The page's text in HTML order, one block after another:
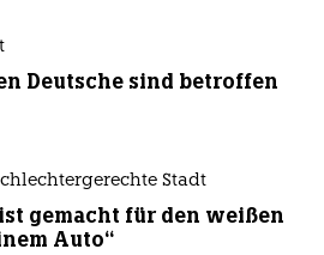
Deutsche sind betroffen
Stadt
gemacht für den weißen
Auto“